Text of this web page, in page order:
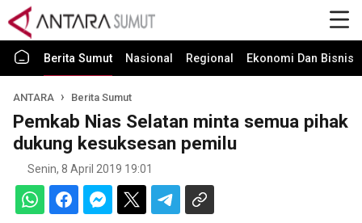
Berita Sumut Nasional Regional Ekonomi Dan Bisnis
ANTARA Berita Sumut
Pemkab Nias Selatan minta semua pihak
dukung kesuksesan pemilu
Senin, 8 April 2019 19:01